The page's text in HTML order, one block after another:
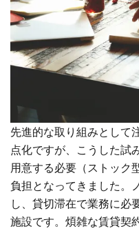
先進的な取り組みとして
点化ですが、こうした試
用意する必要（ストック
負担となってきました。
し、貸切滞在で業務に必
施設です。煩雑な賃貸契